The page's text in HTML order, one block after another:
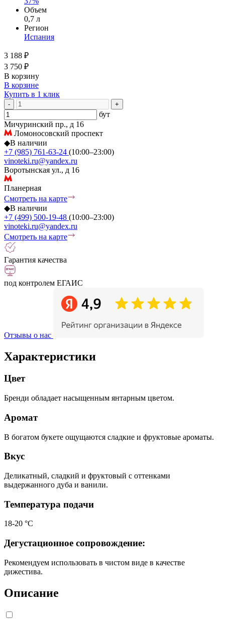
Объем
0,7 л
Регион
Испания
3 188 ₽
3 750 ₽
В корзину
В корзине
Купить в 1 клик
- +
бут
Мичуринский пр., д 16
Ломоносовский проспект
◆В наличии
+7 (985) 761-63-24 (10:00–23:00)
vinoteki.ru@yandex.ru
Воротынская ул., д 16
Планерная
Смотреть на карте
◆В наличии
+7 (499) 500-19-48 (10:00–23:00)
vinoteki.ru@yandex.ru
Смотреть на карте
Гарантия качества
под контролем ЕГАИС
Отзывы о нас
Характеристики
Цвет
Бренди обладает насыщенным янтарным цветом.
Аромат
В богатом букете ощущаются сладкие и фруктовые ароматы.
Вкус
Деликатный, сладкий и фруктовый с оттенками
выдержанного дуба и ванили.
Температура подачи
18-20 °С
Дегустационное сопровождение:
Рекомендуем использовать в чистом виде в качестве
дижестива.
Описание